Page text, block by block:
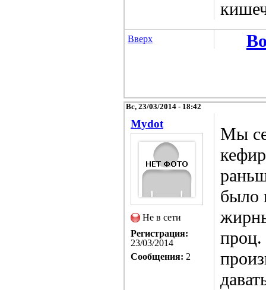
Вверх
Вс, 23/03/2014 - 18:42
Mydot
Не в сети
Регистрация:
23/03/2014
Сообщения: 2
Мы
было